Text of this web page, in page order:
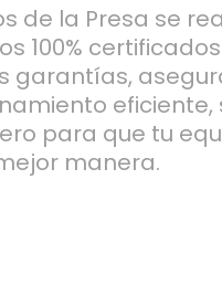
de la Presa se
100%
garantías,
eficiente,
para que tu
manera.